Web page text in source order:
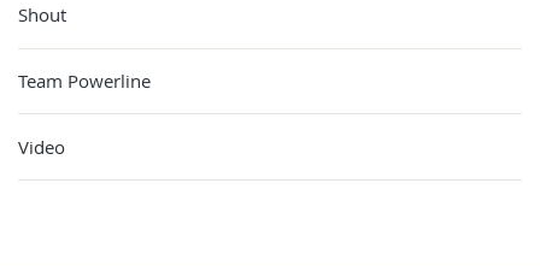
Shout
Team Powerline
Video